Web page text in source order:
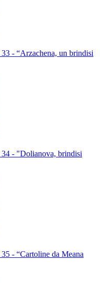
- “Arzachena, un brindisi
- "Dolianova, brindisi
- “Cartoline da Meana